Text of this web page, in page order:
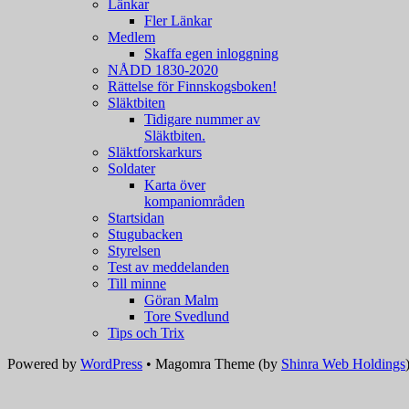
Länkar
Fler Länkar
Medlem
Skaffa egen inloggning
NÅDD 1830-2020
Rättelse för Finnskogsboken!
Släktbiten
Tidigare nummer av
Släktbiten.
Släktforskarkurs
Soldater
Karta över
kompaniområden
Startsidan
Stugubacken
Styrelsen
Test av meddelanden
Till minne
Göran Malm
Tore Svedlund
Tips och Trix
Powered by WordPress • Magomra Theme (by Shinra Web Holdings)